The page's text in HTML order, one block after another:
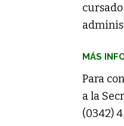
MÁS
Para
a la
(0342)